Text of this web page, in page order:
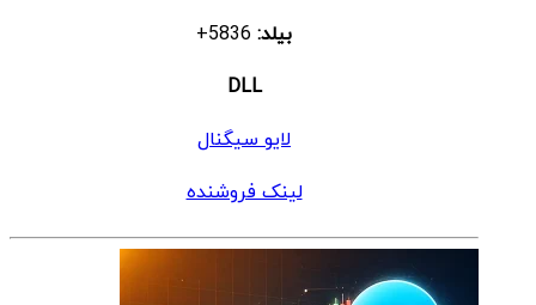
بیلد:
DLL
لایو سیگنال
لینک فروشنده